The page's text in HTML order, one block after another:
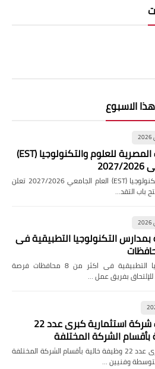
الاسبوع
إعلان وظائف المصرية للعلوم والتكنولوجيا (EST)
إعلان وظائف المصرية للعلوم والتكنولوجيا (EST) العام الجامعي 2027/2026 تعلن
باب التقد…
التكنولوجيا التطبيقية فى
وظائف خالية بمدارس التكنولوجيا التطبيقية فى اكثر من 8 محافظات فرصة
للإلتحاق بفريق عمل …
اعلان وظائف شركة استثمارية كبرى عدد 22
الشركة المختلفة
اعلان وظائف شركة استثمارية كبرى عدد 22 وظيفة خالية بأقسام الشركة المختلفة
وفنيين …